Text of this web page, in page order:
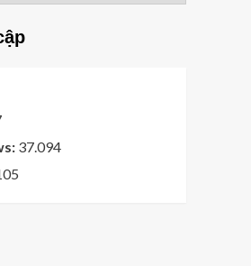
37.094